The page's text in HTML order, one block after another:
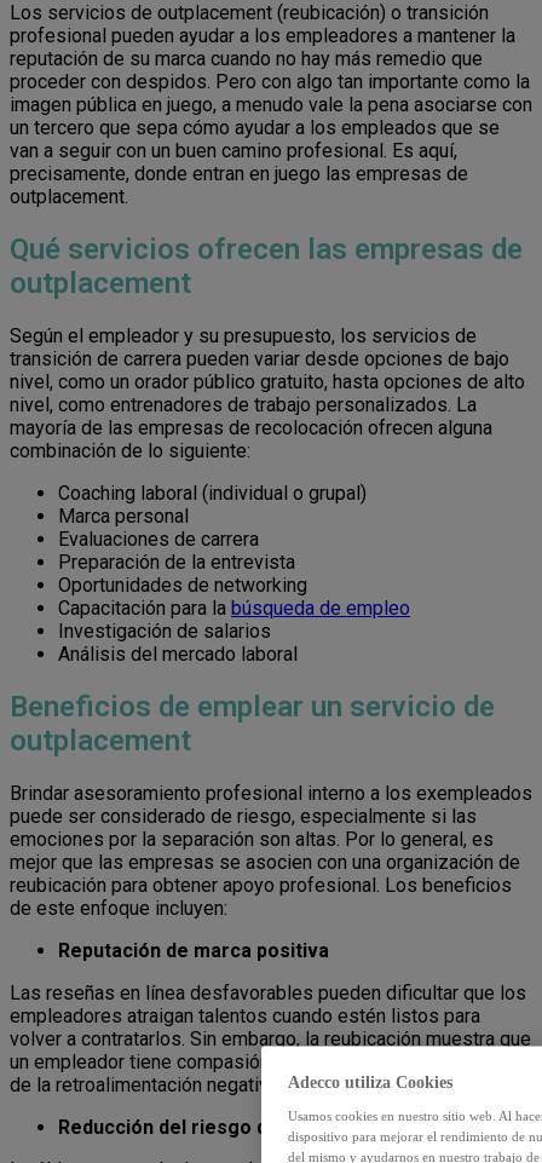
Los servicios de outplacement (reubicación) o transición
profesional pueden ayudar a los empleadores a mantener la
reputación de su marca cuando no hay más remedio que
proceder con despidos. Pero con algo tan importante como la
imagen pública en juego, a menudo vale la pena asociarse con
un tercero que sepa cómo ayudar a los empleados que se
van a seguir con un buen camino profesional. Es aquí,
precisamente, donde entran en juego las empresas de
outplacement.
Qué servicios ofrecen las empresas de
outplacement
Según el empleador y su presupuesto, los servicios de
transición de carrera pueden variar desde opciones de bajo
nivel, como un orador público gratuito, hasta opciones de alto
nivel, como entrenadores de trabajo personalizados. La
mayoría de las empresas de recolocación ofrecen alguna
combinación de lo siguiente:
Coaching laboral (individual o grupal)
Marca personal
Evaluaciones de carrera
Preparación de la entrevista
Oportunidades de networking
Capacitación para la búsqueda de empleo
Investigación de salarios
Análisis del mercado laboral
Beneficios de emplear un servicio de
outplacement
Brindar asesoramiento profesional interno a los exempleados
puede ser considerado de riesgo, especialmente si las
emociones por la separación son altas. Por lo general, es
mejor que las empresas se asocien con una organización de
reubicación para obtener apoyo profesional. Los beneficios
de este enfoque incluyen:
Reputación de marca positiva
Las reseñas en línea desfavorables pueden dificultar que los
empleadores atraigan talentos cuando estén listos para
volver a contratarlos. Sin embargo, la reubicación muestra que
un empleador tiene compasión y puede mitigar los efectos
de la retroalimentación negativa tras los despidos.
Reducción del riesgo de represalias
Adecco utiliza Cookies
Usamos cookies en nuestro sitio web. Al
dispositivo para mejorar el rendimiento de
del mismo y ayudarnos en nuestro trabajo